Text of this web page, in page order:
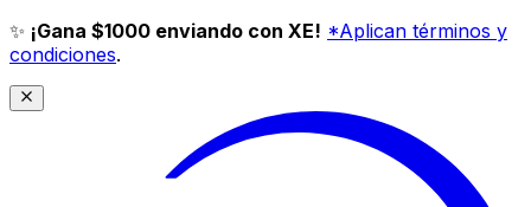
✨ ¡Gana $1000 enviando con XE! *Aplican términos y
condiciones.